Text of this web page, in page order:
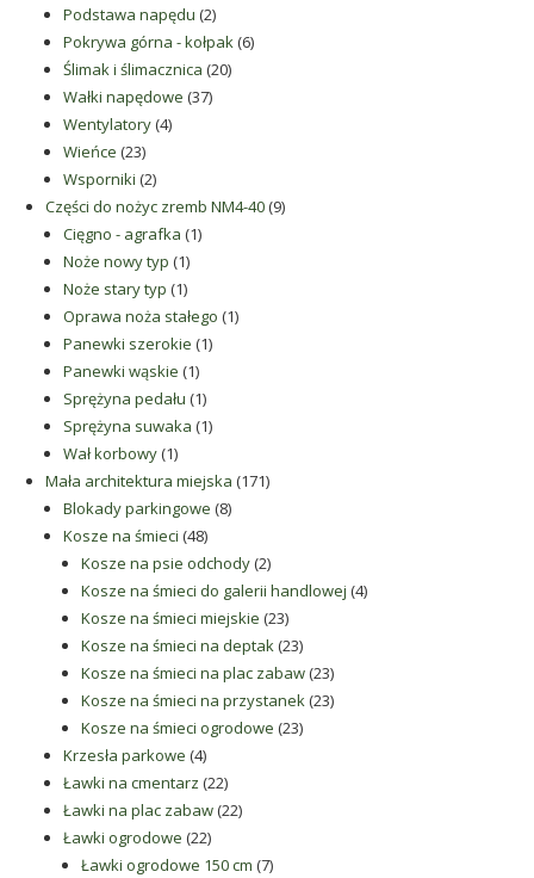
produktów
Podstawa napędu 22
produkty
Pokrywa górna - kołpak 66
Ślimak i ślimacznica 2020
Wałki napędowe 3737
Wentylatory 44
Wieńce 2323
produkty
Wsporniki 22
produkty
Części do nożyc zremb NM4-40 99
Cięgno - agrafka 11
Noże nowy typ 11
produkt
Noże stary typ 11
produkt
Oprawa noża stałego 11
Panewki szerokie 11
Panewki wąskie 11
produkt
Sprężyna pedału 11
produkt
Sprężyna suwaka 11
Wał korbowy 11
produkt
Mała architektura miejska 171171
Blokady parkingowe 88
Kosze na śmieci 4848
produktów
Kosze na psie odchody 22
produkty
Kosze na śmieci do galerii handlowej 44
Kosze na śmieci miejskie 2323
produkty
Kosze na śmieci na deptak 2323
produkty
Kosze na śmieci na plac zabaw 2323
produkty
Kosze na śmieci na przystanek 2323
Kosze na śmieci ogrodowe 2323
Krzesła parkowe 44
produkty
Ławki na cmentarz 2222
produkty
Ławki na plac zabaw 2222
Ławki ogrodowe 2222
produkty
Ławki ogrodowe 150 cm 77